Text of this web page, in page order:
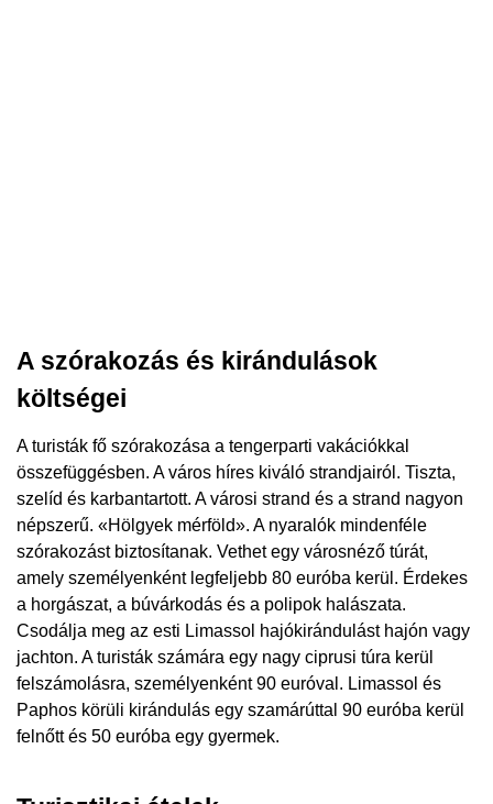
A szórakozás és kirándulások
költségei
A turisták fő szórakozása a tengerparti vakációkkal
összefüggésben. A város híres kiváló strandjairól. Tiszta,
szelíd és karbantartott. A városi strand és a strand nagyon
népszerű. «Hölgyek mérföld». A nyaralók mindenféle
szórakozást biztosítanak. Vethet egy városnéző túrát,
amely személyenként legfeljebb 80 euróba kerül. Érdekes
a horgászat, a búvárkodás és a polipok halászata.
Csodálja meg az esti Limassol hajókirándulást hajón vagy
jachton. A turisták számára egy nagy ciprusi túra kerül
felszámolásra, személyenként 90 euróval. Limassol és
Paphos körüli kirándulás egy szamárúttal 90 euróba kerül
felnőtt és 50 euróba egy gyermek.